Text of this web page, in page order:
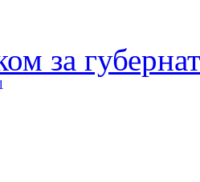
за